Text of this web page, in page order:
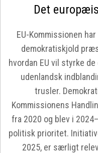
Det
EU-Kommissionen
demokratiskjold
hvordan EU vil styrke
udenlandsk
trusler.
Kommissionens
fra 2020 og blev i
politisk prioritet.
2025, er særligt